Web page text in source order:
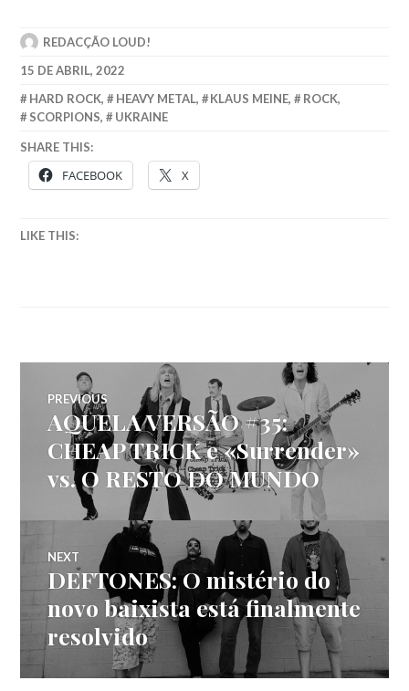
REDACÇÃO LOUD!
15 DE ABRIL, 2022
HARD ROCK, HEAVY METAL, KLAUS MEINE, ROCK,
SCORPIONS, UKRAINE
SHARE THIS:
FACEBOOK X
LIKE THIS:
Navegação
de
artigos
PREVIOUS
Previous
post:
AQUELA VERSÃO #35:
CHEAP TRICK e «Surrender»
vs. O RESTO DO MUNDO
NEXT
Next
DEFTONES: O mistério do
novo baixista está finalmente
resolvido